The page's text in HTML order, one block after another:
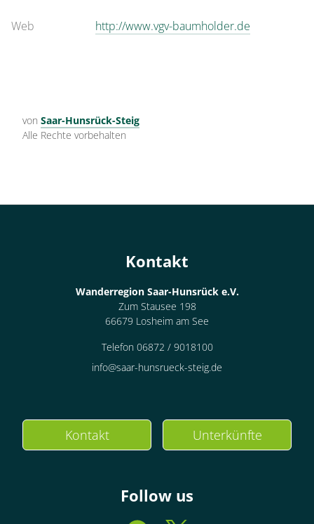
Web http://www.vgv-baumholder.de
von Saar-Hunsrück-Steig
Alle Rechte vorbehalten
Kontakt
Wanderregion Saar-Hunsrück e.V.
Zum Stausee 198
66679 Losheim am See
Telefon 06872 / 9018100
info@saar-hunsrueck-steig.de
Kontakt Unterkünfte
Follow us